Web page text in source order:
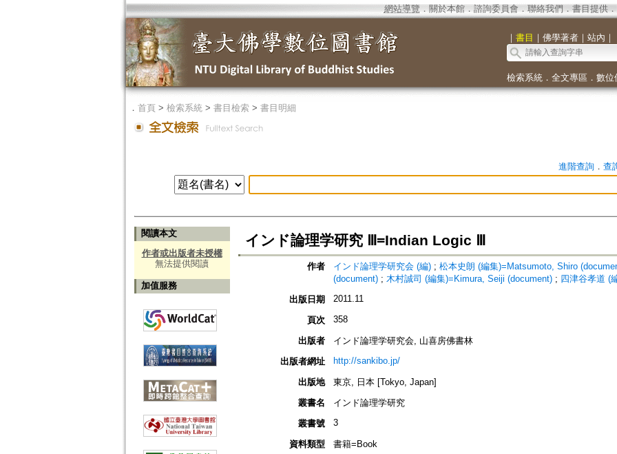
網站導覽 ． 關於本館． 諮詢委員會． 聯絡我們 ． 書目提供．
｜ 書目 ｜ 佛學著者｜ 站內 ｜
檢索系統． 全文專區 ． 數位
． 首頁> 檢索系統> 書目檢索> 書目明細
進階查詢． 查
閱讀本文
作者或出版者未授權
無法提供閱讀
加值服務
インド論理学研究 Ⅲ=Indian Logic Ⅲ
作者 インド論理学研究会 (編); 松本史朗 (編集)=Matsumoto, Shiro
(document); 木村誠司 (編集)=Kimura, Seiji (document); 四津谷孝道 (
出版日期
2011.11
頁次 358
出版者
インド論理学研究会, 山喜房佛書林
出版者網址
http://sankibo.jp/
出版地
東京, 日本 [Tokyo, Japan]
叢書名
インド論理学研究
叢書號
3
資料類型
書籍=Book